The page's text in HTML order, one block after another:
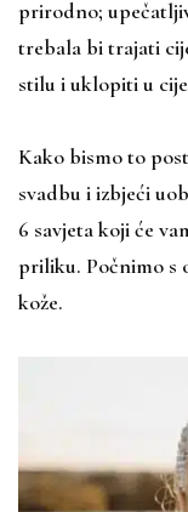
prirodno;
trebala bi trajati
stilu i uklopiti u
Kako bismo to
svadbu i izbjeći
6 savjeta koji će
priliku. Počnimo s
kože.